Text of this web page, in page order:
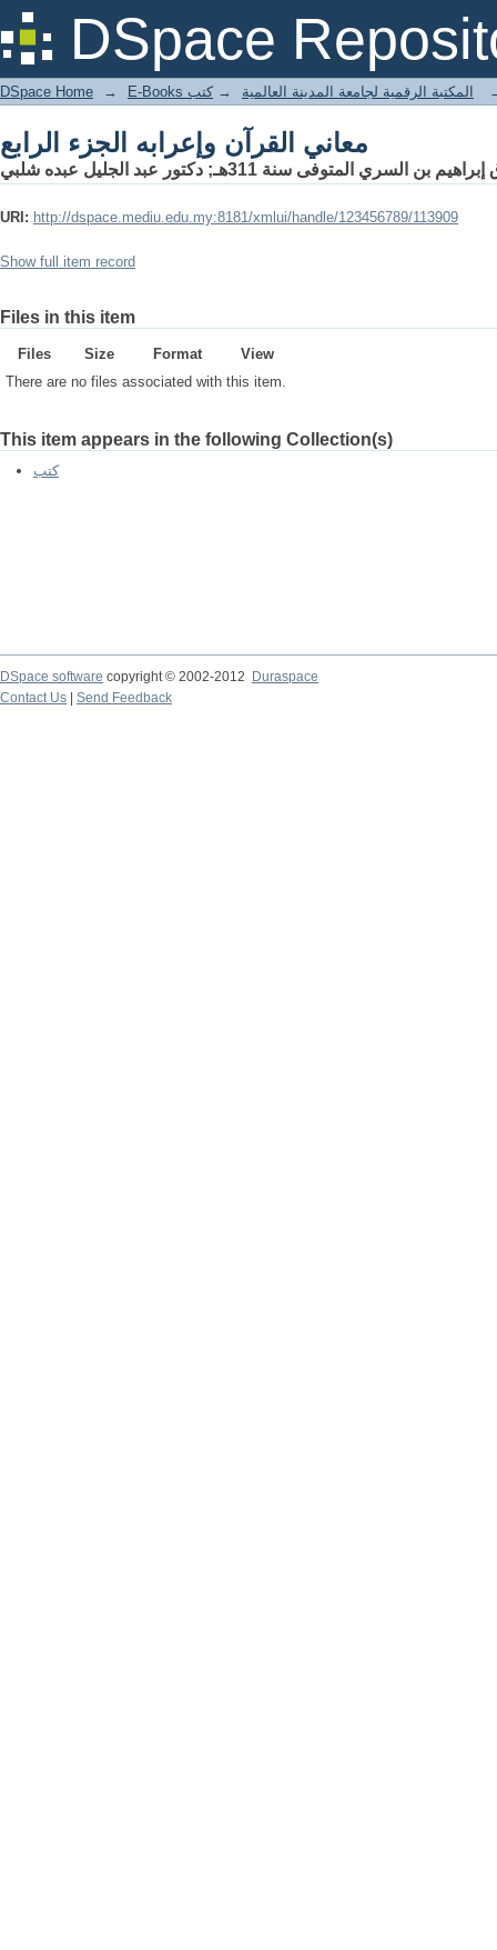
DSpace
معاني القرآن وإعرابه الجزء الرابع
DSpace Home → E-Books المكتبة الرقمية لجامعة المدينة العالمية → كتب
معاني القرآن وإعرابه الجزء الرابع
المتوفى سنة 311هـ; دكتور عبد الجليل عبده شلبي
URI: http://dspace.mediu.edu.my:8181/xmlui/handle/123456789/113909
Show full item record
Files in this item
Files Size Format
View
There are no files associated with this item.
This item appears in the following Collection(s)
كتب
DSpace software copyright © 2002-2012
Duraspace
Contact Us
Send Feedback